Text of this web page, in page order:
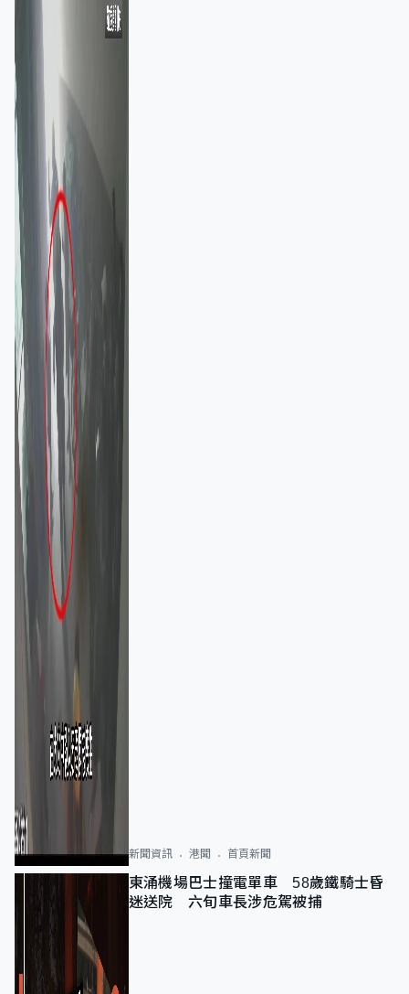
新聞資訊 港聞 首頁新聞
東涌機場巴士撞電單車 58歲鐵騎士昏
迷送院 六旬車長涉危駕被捕